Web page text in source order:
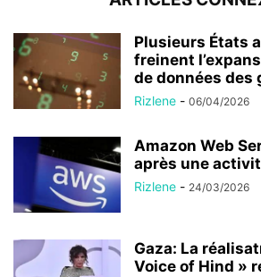
Plusieurs États
freinent
de données des
Rizlene - 06/04/2026
Amazon Web
après une
Rizlene - 24/03/2026
Gaza: La
Voice of Hind »